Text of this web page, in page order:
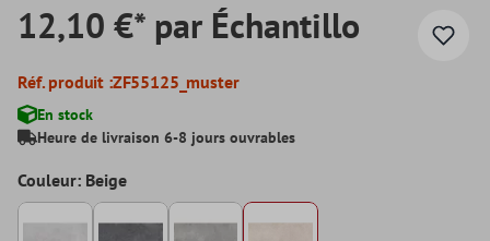
12,10 €* par Échantillo
Réf. produit :ZF55125_muster
En stock
Heure de livraison 6-8 jours ouvrables
Couleur: Beige